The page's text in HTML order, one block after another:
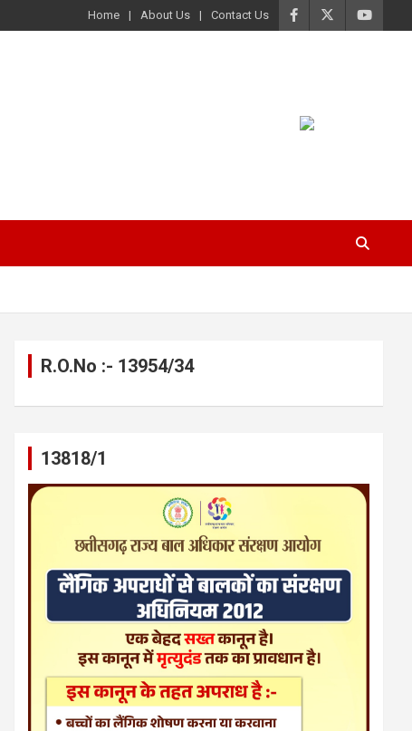
Home About Us Contact Us
R.O.No :- 13954/34
13818/1